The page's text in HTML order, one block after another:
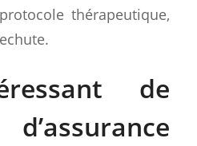
thérapeutique,
de